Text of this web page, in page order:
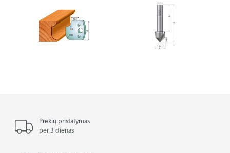
Prekių pristatymas
per 3 dienas